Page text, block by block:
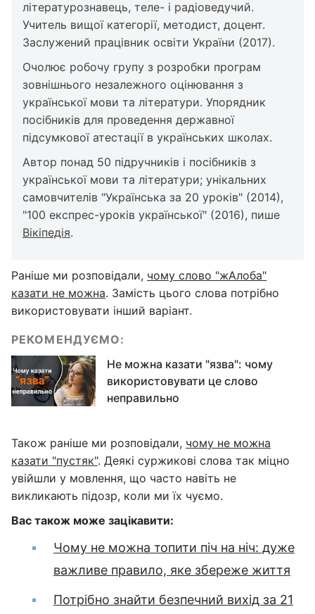
літературознавець, теле- і радіоведучий.
Учитель вищої категорії, методист, доцент.
Заслужений працівник освіти України (2017).
Очолює робочу групу з розробки програм
зовнішнього незалежного оцінювання з
української мови та літератури. Упорядник
посібників для проведення державної
підсумкової атестації в українських школах.
Автор понад 50 підручників і посібників з
української мови та літератури; унікальних
самовчителів "Українська за 20 уроків" (2014),
"100 експрес-уроків української" (2016), пише
Вікіпедія.
Раніше ми розповідали, чому слово "жАлоба"
казати не можна. Замість цього слова потрібно
використовувати інший варіант.
РЕКОМЕНДУЄМО:
Не можна казати "язва": чому
використовувати це слово
неправильно
Також раніше ми розповідали, чому не можна
казати "пустяк". Деякі суржикові слова так міцно
увійшли у мовлення, що часто навіть не
викликають підозр, коли ми їх чуємо.
Вас також може зацікавити:
Чому не можна топити піч на ніч: дуже
важливе правило, яке збереже життя
Потрібно знайти безпечний вихід за 21